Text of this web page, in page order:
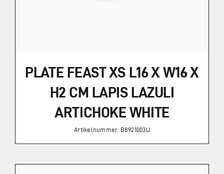
PLATE FEAST XS L16 X W16 X
H2 CM LAPIS LAZULI
ARTICHOKE WHITE
Artikelnummer: B8921003U